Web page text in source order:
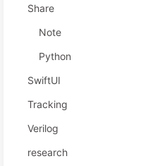
Share
Note
Python
SwiftUI
Tracking
Verilog
research